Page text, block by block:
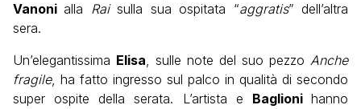
Vanoni alla Raisulla sua ospitata “aggratis” dell’altra
sera.
Un’elegantissima Elisa, sulle note del suo pezzo Anche
fragile, ha fatto ingresso sul palco in qualità di secondo
super ospite della serata. L’artista e Baglionihanno